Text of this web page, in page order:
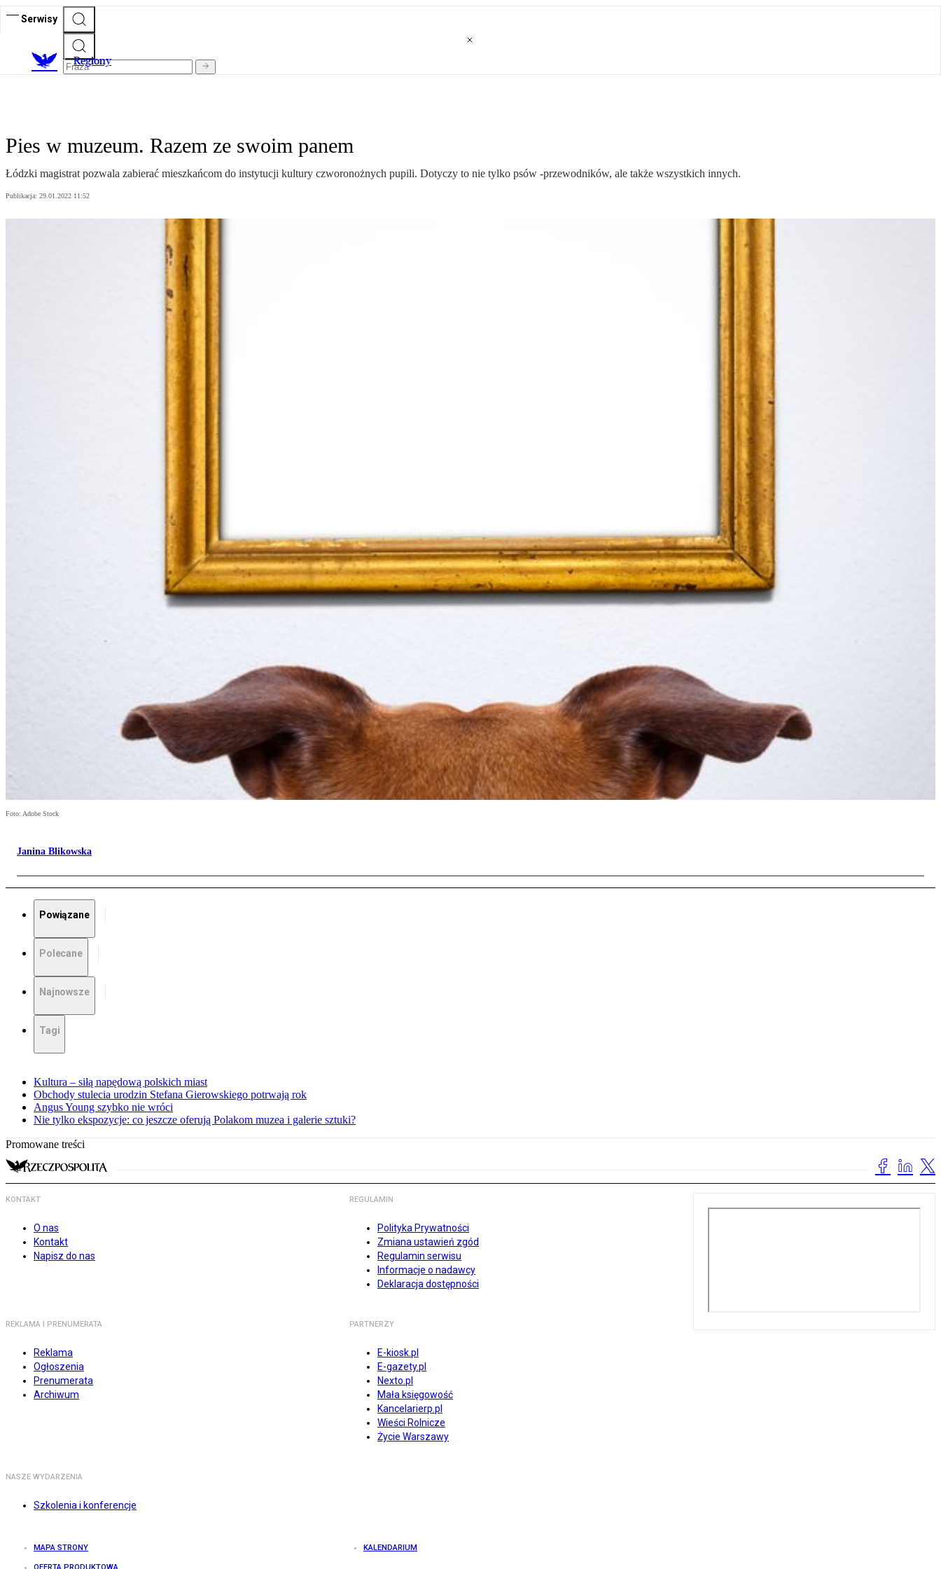
Serwisy
Regiony
Pies w muzeum. Razem ze swoim panem
Łódzki magistrat pozwala zabierać mieszkańcom do instytucji kultury czworonożnych pupili. Dotyczy to nie tylko psów -przewodników, ale także wszystkich innych.
Publikacja: 29.01.2022 11:52
Foto: Adobe Stock
Janina Blikowska
Powiązane
Polecane
Najnowsze
Tagi
Kultura – siłą napędową polskich miast
Obchody stulecia urodzin Stefana Gierowskiego potrwają rok
Angus Young szybko nie wróci
Nie tylko ekspozycje: co jeszcze oferują Polakom muzea i galerie sztuki?
Promowane treści
KONTAKT
O nas
Kontakt
Napisz do nas
REGULAMIN
Polityka Prywatności
Zmiana ustawień zgód
Regulamin serwisu
Informacje o nadawcy
Deklaracja dostępności
REKLAMA I PRENUMERATA
Reklama
Ogłoszenia
Prenumerata
Archiwum
PARTNERZY
E-kiosk.pl
E-gazety.pl
Nexto.pl
Mała księgowość
Kancelarierp.pl
Wieści Rolnicze
Życie Warszawy
NASZE WYDARZENIA
Szkolenia i konferencje
MAPA STRONY KALENDARIUM